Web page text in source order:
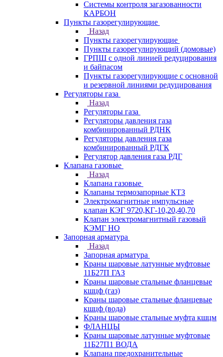
Системы контроля загазованности
КАРБОН
Пункты газорегулирующие
Назад
Пункты газорегулирующие
Пункты газорегулирующий (домовые)
ГРПШ с одной линией редуцирования
и байпасом
Пункты газорегулирующие с основной
и резервной линиями редуцирования
Регуляторы газа
Назад
Регуляторы газа
Регуляторы давления газа
комбинированный РДНК
Регуляторы давления газа
комбинированный РДГК
Регулятор давления газа РДГ
Клапана газовые
Назад
Клапана газовые
Клапаны термозапорные КТЗ
Электромагнитные импульсные
клапан КЭГ 9720,КГ-10,20,40,70
Клапан электромагнитный газовый
КЭМГ НО
Запорная арматура
Назад
Запорная арматура
Краны шаровые латунные муфтовые
11Б27П ГАЗ
Краны шаровые стальные фланцевые
кшцф (газ)
Краны шаровые стальные фланцевые
кшцф (вода)
Краны шаровые стальные муфта кшцм
ФЛАНЦЫ
Краны шаровые латунные муфтовые
11Б27П1 ВОДА
Клапана предохранительные